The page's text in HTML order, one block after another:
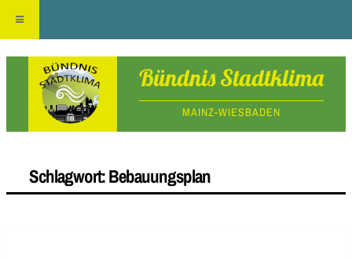
Bündnis Stadtklima
MAINZ-WIESBADEN
Schlagwort:Bebauungsplan